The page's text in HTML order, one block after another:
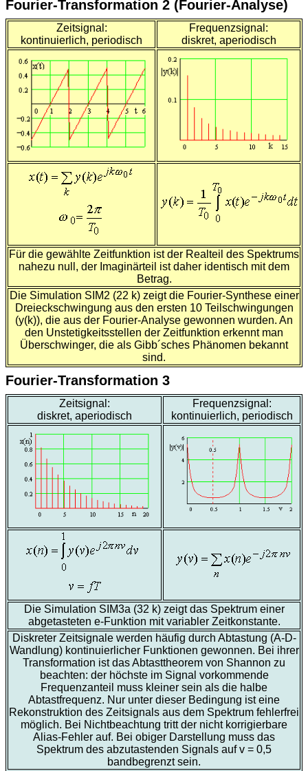
Fourier-Transformation 2 (Fourier-Analyse)
Zeitsignal:
kontinuierlich, periodisch
Frequenzsignal:
diskret, aperiodisch
Für die gewählte Zeitfunktion ist der Realteil des Spektrums
nahezu null, der Imaginärteil ist daher identisch mit dem
Betrag.
Die Simulation SIM2 (22 k) zeigt die Fourier-Synthese einer
Dreieckschwingung aus den ersten 10 Teilschwingungen
(y(k)), die aus der Fourier-Analyse gewonnen wurden. An
den Unstetigkeitsstellen der Zeitfunktion erkennt man
Überschwinger, die als Gibb´sches Phänomen bekannt
sind.
Fourier-Transformation 3
Zeitsignal:
diskret, aperiodisch
Frequenzsignal:
kontinuierlich, periodisch
Die Simulation SIM3a (32 k) zeigt das Spektrum einer
abgetasteten e-Funktion mit variabler Zeitkonstante.
Diskreter Zeitsignale werden häufig durch Abtastung (A-D-
Wandlung) kontinuierlicher Funktionen gewonnen. Bei ihrer
Transformation ist das Abtasttheorem von Shannon zu
beachten: der höchste im Signal vorkommende
Frequenzanteil muss kleiner sein als die halbe
Abtastfrequenz. Nur unter dieser Bedingung ist eine
Rekonstruktion des Zeitsignals aus dem Spektrum fehlerfrei
möglich. Bei Nichtbeachtung tritt der nicht korrigierbare
Alias-Fehler auf. Bei obiger Darstellung muss das
Spektrum des abzutastenden Signals auf v = 0,5
bandbegrenzt sein.